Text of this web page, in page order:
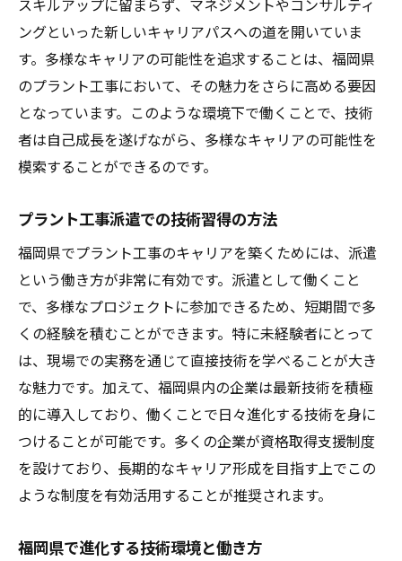
ングといった新しいキャリアパスへの道を開いていま
す。多様なキャリアの可能性を追求することは、福岡県
のプラント工事において、その魅力をさらに高める要因
となっています。このような環境下で働くことで、技術
者は自己成長を遂げながら、多様なキャリアの可能性を
模索することができるのです。
プラント工事派遣での技術習得の方法
福岡県でプラント工事のキャリアを築くためには、派遣
という働き方が非常に有効です。派遣として働くこと
で、多様なプロジェクトに参加できるため、短期間で多
くの経験を積むことができます。特に未経験者にとって
は、現場での実務を通じて直接技術を学べることが大き
な魅力です。加えて、福岡県内の企業は最新技術を積極
的に導入しており、働くことで日々進化する技術を身に
つけることが可能です。多くの企業が資格取得支援制度
を設けており、長期的なキャリア形成を目指す上でこの
ような制度を有効活用することが推奨されます。
福岡県で進化する技術環境と働き方